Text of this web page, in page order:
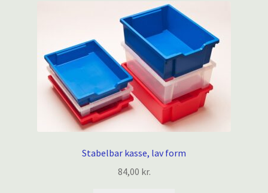
Stabelbar kasse, lav form
84,00 kr.